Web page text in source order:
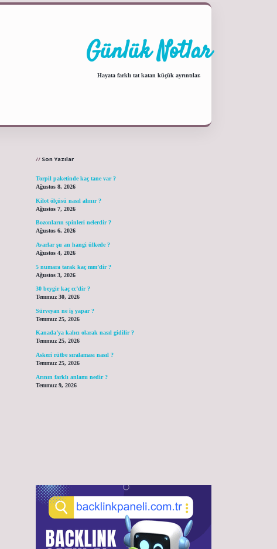
Günlük Notlar
Hayata farklı tat katan küçük ayrıntılar.
Son Yazılar
Torpil paketinde kaç tane var ?
Ağustos 8, 2026
Kilot ölçüsü nasıl alınır ?
Ağustos 7, 2026
Bozonların spinleri nelerdir ?
Ağustos 6, 2026
Avarlar şu an hangi ülkede ?
Ağustos 4, 2026
5 numara tarak kaç mm’dir ?
Ağustos 3, 2026
30 beygir kaç cc’dir ?
Temmuz 30, 2026
Sürveyan ne iş yapar ?
Temmuz 25, 2026
Kanada’ya kalıcı olarak nasıl gidilir ?
Temmuz 25, 2026
Askeri rütbe sıralaması nasıl ?
Temmuz 25, 2026
Arının farklı anlamı nedir ?
Temmuz 9, 2026